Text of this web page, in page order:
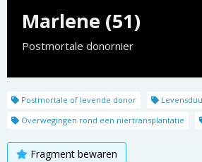
Marlene (51)
Postmortale donornier
Postmortale of levende donor
Overwegingen rond een niertransplantatie
Fragment bewaren